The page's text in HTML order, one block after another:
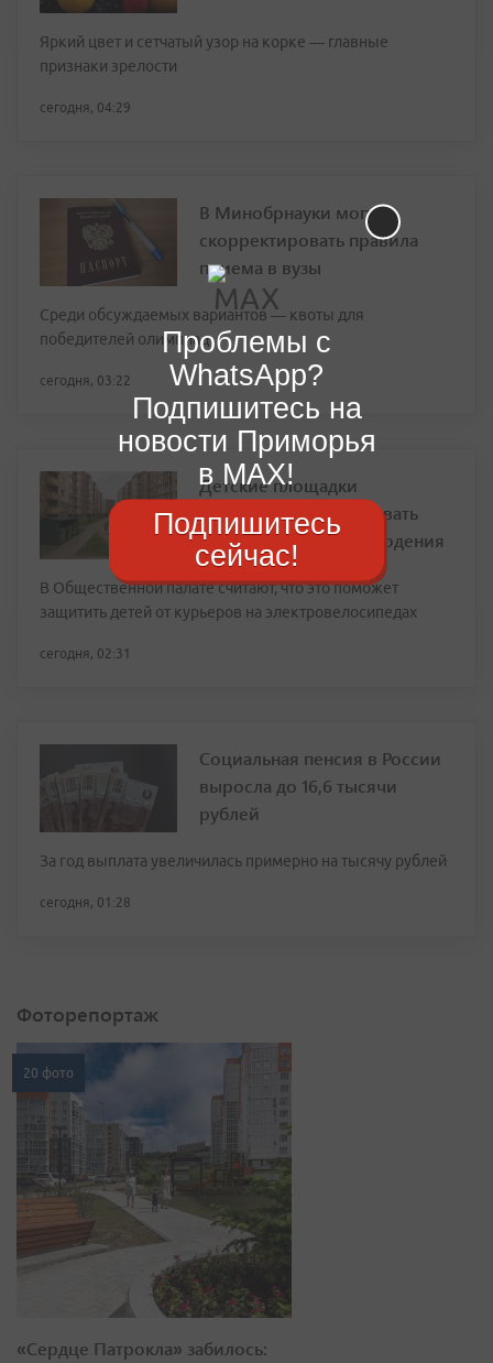
Яркий цвет и сетчатый узор на корке — главные
признаки зрелости
сегодня, 04:29
В Минобрнауки могут
скорректировать правила
приема в вузы
Среди обсуждаемых вариантов — квоты для
победителей олимпиад
сегодня, 03:22
Детские площадки
предложили оборудовать
камерами видеонаблюдения
В Общественной палате считают, что это поможет
защитить детей от курьеров на электровелосипедах
сегодня, 02:31
Социальная пенсия в России
выросла до 16,6 тысячи
рублей
За год выплата увеличилась примерно на тысячу рублей
сегодня, 01:28
Фоторепортаж
20 фото
«Сердце Патрокла» забилось:
Проблемы с
WhatsApp?
Подпишитесь на
новости Приморья
в MAX!
Подпишитесь
сейчас!